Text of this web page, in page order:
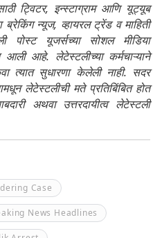
ट्विटर, इन्स्टाग्राम आणि यूट्यूब
ब्रेकिंग न्यूज, व्हायरल ट्रेंड व माहिती
यूजर्सच्या सोशल मीडिया
आहे. लेटेस्टलीच्या कर्मचाऱ्याने
त्यात सुधारणा केलेली नाही. सदर
लेटेस्टलीची मते प्रतिबिंबित होत
अथवा उत्तरदायीत्व लेटेस्टली
Case
News Headlines